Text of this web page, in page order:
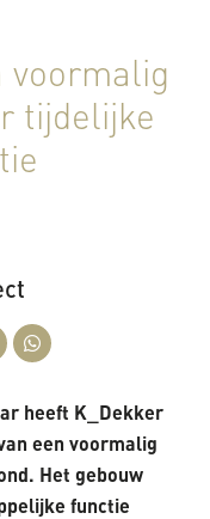
voormalig
tijdelijke
heeft K_Dekker
een voormalig
Het gebouw
functie